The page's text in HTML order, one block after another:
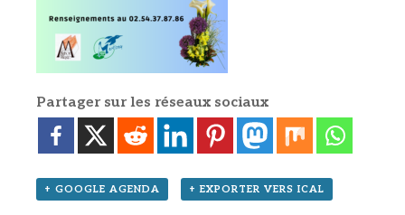
Partager sur les réseaux sociaux
+ GOOGLE AGENDA + EXPORTER VERS ICAL